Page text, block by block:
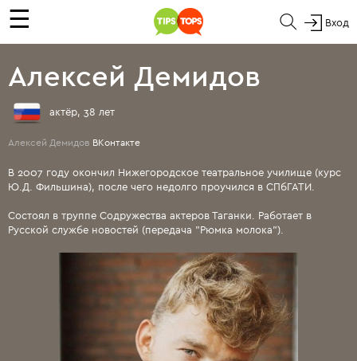
☰ Вход
Алексей Демидов
актёр, 38 лет
Алексей Демидов ВКонтакте
В 2007 году окончил Нижегородское театральное училище (курс
Ю.Д. Фильшина), после чего недолго проучился в СПбГАТИ.
Состоял в труппе Содружества актеров Таганки. Работает в
Русской службе новостей (передача "Рюмка молока").